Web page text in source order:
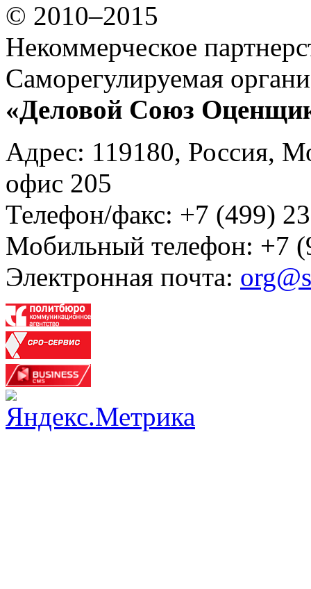
© 2010–2015
Некоммерческое
Саморегулируемая
«Деловой Союз
Адрес: 119180, Россия,
офис 205
Телефон/факс: +7 (499)
Мобильный телефон: +7
Электронная почта: